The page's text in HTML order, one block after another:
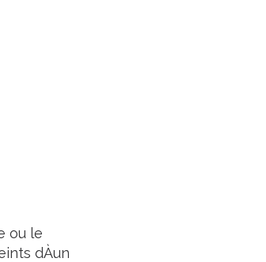
ou le
dÀun